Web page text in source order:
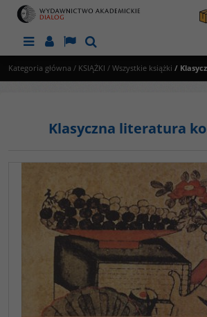
MenuPanelLangSzukaj
Kategoria główna / KSIĄŻKI / Wszystkie książki /
Klasyczna literatura